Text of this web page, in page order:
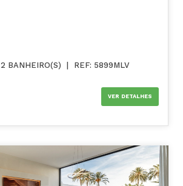
2 BANHEIRO(S) REF: 5899MLV
VER DETALHES